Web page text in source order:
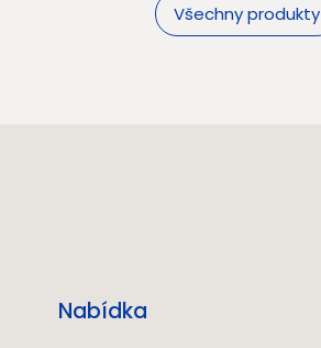
Všechny produkty
Nabídka